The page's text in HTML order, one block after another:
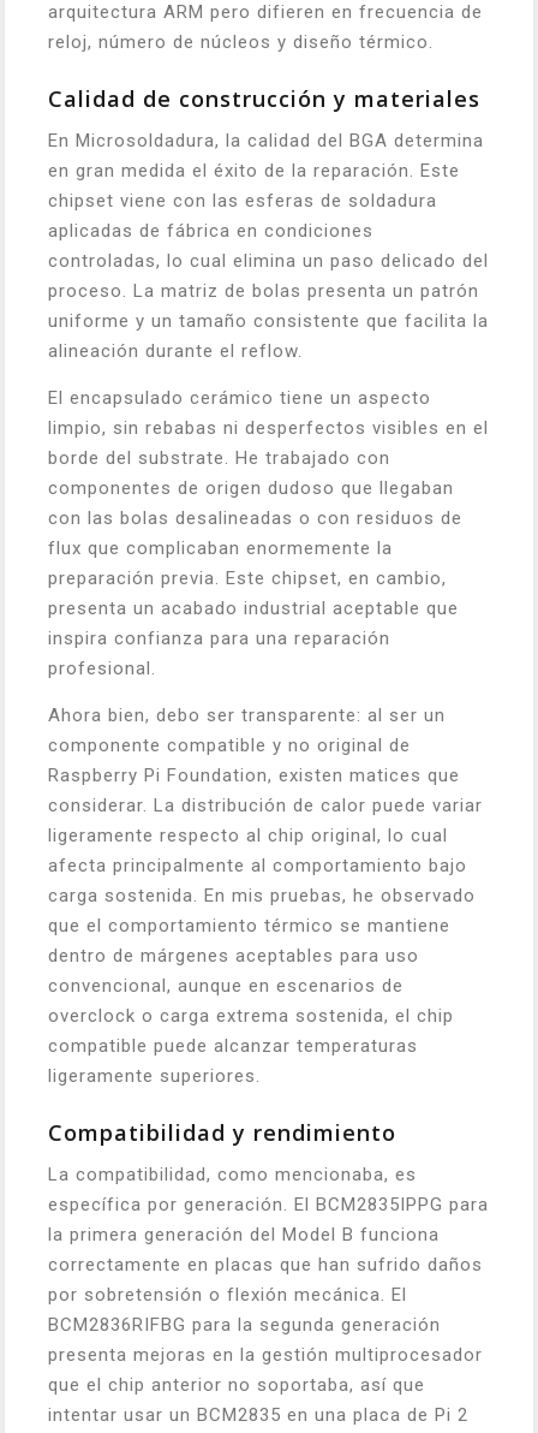
arquitectura ARM pero difieren en frecuencia de
reloj, número de núcleos y diseño térmico.
Calidad de construcción y materiales
En Microsoldadura, la calidad del BGA determina
en gran medida el éxito de la reparación. Este
chipset viene con las esferas de soldadura
aplicadas de fábrica en condiciones
controladas, lo cual elimina un paso delicado del
proceso. La matriz de bolas presenta un patrón
uniforme y un tamaño consistente que facilita la
alineación durante el reflow.
El encapsulado cerámico tiene un aspecto
limpio, sin rebabas ni desperfectos visibles en el
borde del substrate. He trabajado con
componentes de origen dudoso que llegaban
con las bolas desalineadas o con residuos de
flux que complicaban enormemente la
preparación previa. Este chipset, en cambio,
presenta un acabado industrial aceptable que
inspira confianza para una reparación
profesional.
Ahora bien, debo ser transparente: al ser un
componente compatible y no original de
Raspberry Pi Foundation, existen matices que
considerar. La distribución de calor puede variar
ligeramente respecto al chip original, lo cual
afecta principalmente al comportamiento bajo
carga sostenida. En mis pruebas, he observado
que el comportamiento térmico se mantiene
dentro de márgenes aceptables para uso
convencional, aunque en escenarios de
overclock o carga extrema sostenida, el chip
compatible puede alcanzar temperaturas
ligeramente superiores.
Compatibilidad y rendimiento
La compatibilidad, como mencionaba, es
específica por generación. El BCM2835IPPG para
la primera generación del Model B funciona
correctamente en placas que han sufrido daños
por sobretensión o flexión mecánica. El
BCM2836RIFBG para la segunda generación
presenta mejoras en la gestión multiprocesador
que el chip anterior no soportaba, así que
intentar usar un BCM2835 en una placa de Pi 2